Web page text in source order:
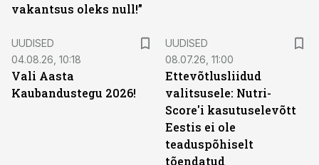
vakantsus oleks null!”
UUDISED
04.08.26, 10:18
Vali Aasta
Kaubandustegu 2026!
UUDISED
08.07.26, 11:00
Ettevõtlusliidud
valitsusele: Nutri-
Score'i kasutuselevõtt
Eestis ei ole
teaduspõhiselt
tõendatud